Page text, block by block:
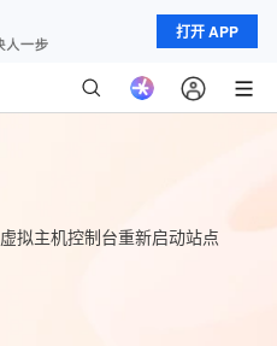
打开 APP
拟主机控制台重新启动站点